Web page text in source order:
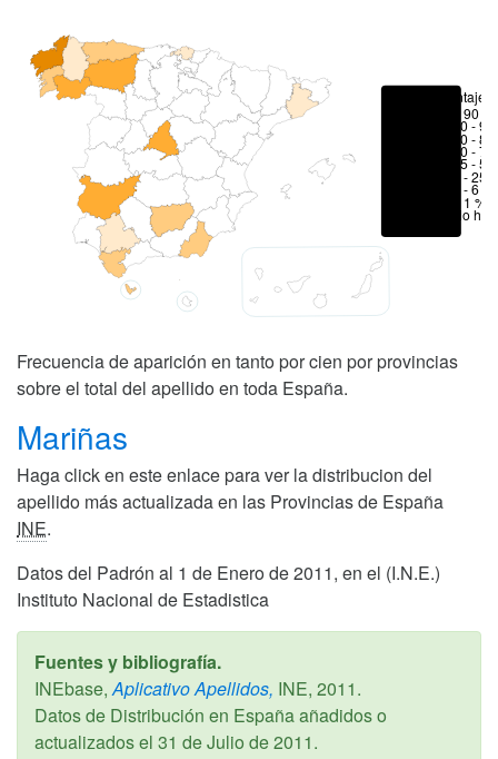
Porcentajes
> 90 %
80 -
70 -
50 -
25 -
6 - 25
1 - 6 %
< 1 %
No hay
Frecuencia de aparición en tanto por cien por provincias
sobre el total del apellido en toda España.
Mariñas
Haga click en este enlace para ver la distribucion del
apellido más actualizada en las Provincias de España
INE.
Datos del Padrón al 1 de Enero de 2011, en el (I.N.E.)
Instituto Nacional de Estadistica
Fuentes y bibliografía.
INEbase, Aplicativo Apellidos, INE, 2011.
Datos de Distribución en España añadidos o
actualizados el 31 de Julio de 2011.